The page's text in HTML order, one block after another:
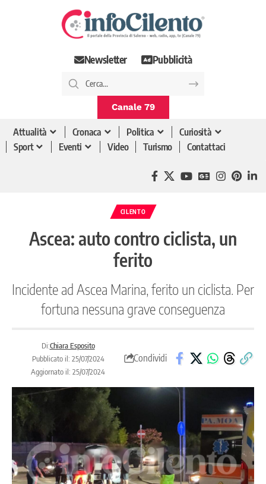
Newsletter Pubblicità
Canale 79
Attualità Cronaca Politica
Curiosità
Sport
Eventi Video Turismo Contattaci
CILENTO
Ascea: auto contro ciclista, un
ferito
Incidente ad Ascea Marina, ferito un ciclista. Per
fortuna nessuna grave conseguenza
Di:Chiara Esposito
Pubblicato il: 25/07/2024
Aggiornato il: 25/07/2024
Condividi